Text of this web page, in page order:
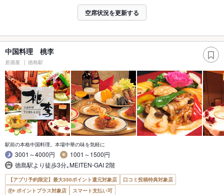
空席状況を更新する
中国料理 桃李
居酒屋 徳島駅
駅前の本格中国料理。本場中華の味を気軽に
3001～4000円
1001～1500円
徳島駅より徒歩3分｡MEITEN-GAI 2階
【アプリ予約限定】最大350ポイント還元対象店
口コミ投稿特典対象店
ポイントプラス対象店
スマート支払い可